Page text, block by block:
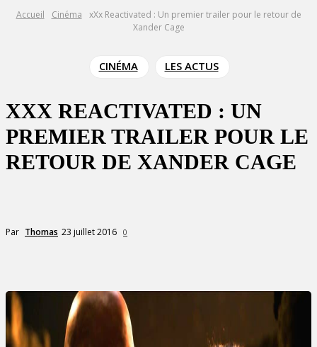
Accueil Cinéma
xXx Reactivated : Un premier trailer pour le retour de
Xander Cage
CINÉMA LES ACTUS
XXX REACTIVATED : UN
PREMIER TRAILER POUR LE
RETOUR DE XANDER CAGE
Par Thomas 23 juillet 2016 0